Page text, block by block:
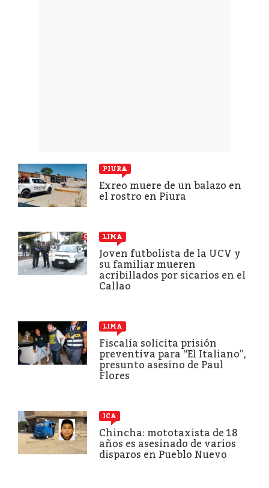
PIURA
Exreo muere de un balazo en
el rostro en Piura
LIMA
Joven futbolista de la UCV y
su familiar mueren
acribillados por sicarios en el
Callao
LIMA
Fiscalía solicita prisión
preventiva para “El Italiano”,
presunto asesino de Paul
Flores
ICA
Chincha: mototaxista de 18
años es asesinado de varios
disparos en Pueblo Nuevo